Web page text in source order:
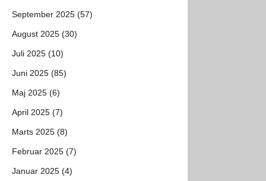
September 2025 (57)
August 2025 (30)
Juli 2025 (10)
Juni 2025 (85)
Maj 2025 (6)
April 2025 (7)
Marts 2025 (8)
Februar 2025 (7)
Januar 2025 (4)